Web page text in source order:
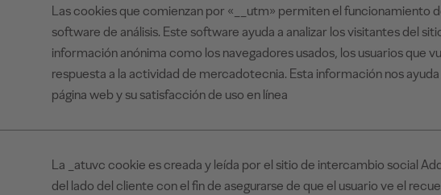
Las cookies que comienzan por «__utm» permiten el funcionamiento
software de análisis. Este software ayuda a analizar los visitantes del
información anónima como los navegadores usados, los usuarios que
respuesta a la actividad de mercadotecnia. Esta información nos
página web y su satisfacción de uso en línea
La _atuvc cookie es creada y leída por el sitio de intercambio social
del lado del cliente con el fin de asegurarse de que el usuario ve el